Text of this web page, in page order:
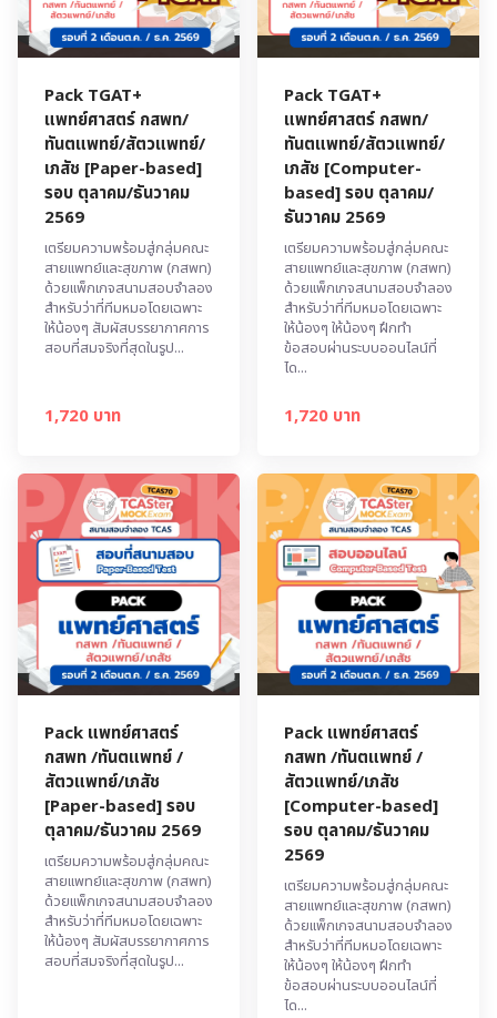
Pack TGAT+
แพทย์ศาสตร์ กสพท/
ทันตแพทย์/สัตวแพทย์/
เภสัช [Paper-based]
รอบ ตุลาคม/ธันวาคม
2569
เตรียมความพร้อมสู่กลุ่มคณะ
สายแพทย์และสุขภาพ (กสพท)
ด้วยแพ็กเกจสนามสอบจำลอง
สำหรับว่าที่ทีมหมอโดยเฉพาะ
ให้น้องๆ สัมผัสบรรยากาศการ
สอบที่สมจริงที่สุดในรูป...
1,720 บาท
Pack TGAT+
แพทย์ศาสตร์ กสพท/
ทันตแพทย์/สัตวแพทย์/
เภสัช [Computer-
based] รอบ ตุลาคม/
ธันวาคม 2569
เตรียมความพร้อมสู่กลุ่มคณะ
สายแพทย์และสุขภาพ (กสพท)
ด้วยแพ็กเกจสนามสอบจำลอง
สำหรับว่าที่ทีมหมอโดยเฉพาะ
ให้น้องๆ ให้น้องๆ ฝึกทำ
ข้อสอบผ่านระบบออนไลน์ที่
ได...
1,720 บาท
Pack แพทย์ศาสตร์
กสพท /ทันตแพทย์ /
สัตวแพทย์/เภสัช
[Paper-based] รอบ
ตุลาคม/ธันวาคม 2569
เตรียมความพร้อมสู่กลุ่มคณะ
สายแพทย์และสุขภาพ (กสพท)
ด้วยแพ็กเกจสนามสอบจำลอง
สำหรับว่าที่ทีมหมอโดยเฉพาะ
ให้น้องๆ สัมผัสบรรยากาศการ
สอบที่สมจริงที่สุดในรูป...
Pack แพทย์ศาสตร์
กสพท /ทันตแพทย์ /
สัตวแพทย์/เภสัช
[Computer-based]
รอบ ตุลาคม/ธันวาคม
2569
เตรียมความพร้อมสู่กลุ่มคณะ
สายแพทย์และสุขภาพ (กสพท)
ด้วยแพ็กเกจสนามสอบจำลอง
สำหรับว่าที่ทีมหมอโดยเฉพาะ
ให้น้องๆ ให้น้องๆ ฝึกทำ
ข้อสอบผ่านระบบออนไลน์ที่
ได...